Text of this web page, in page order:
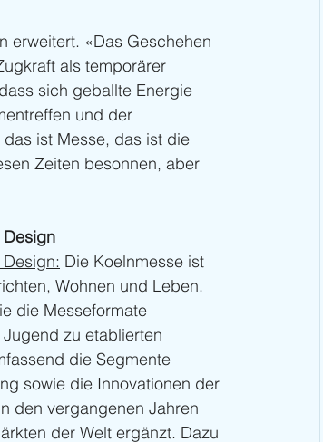
erweitert. «Das Geschehen
als temporärer
sich geballte Energie
und der
ist Messe, das ist die
Zeiten besonnen, aber
Die Koelnmesse ist
Wohnen und Leben.
die Messeformate
zu etablierten
die Segmente
sowie die Innovationen der
den vergangenen Jahren
der Welt ergänzt. Dazu